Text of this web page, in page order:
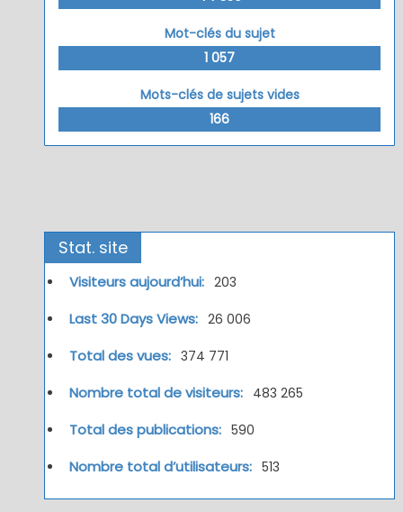
Mot-clés du sujet
1 057
Mots-clés de sujets vides
166
Stat. site
Visiteurs aujourd’hui: 203
Last 30 Days Views: 26 006
Total des vues: 374 771
Nombre total de visiteurs: 483 265
Total des publications: 590
Nombre total d’utilisateurs: 513